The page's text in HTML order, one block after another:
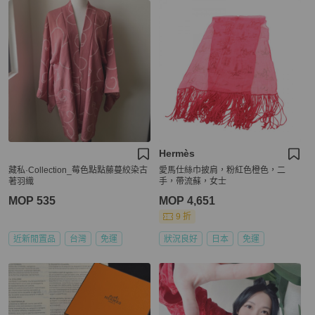
藏私·Collection_莓色點點藤蔓絞染古
著羽織
MOP 535
近新閒置品 台灣 免運
Hermès
愛馬仕絲巾披肩，粉紅色橙色，二
手，帶流蘇，女士
MOP 4,651
9 折
狀況良好 日本 免運